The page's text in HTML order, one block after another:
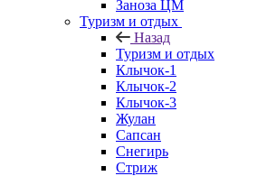
Заноза ЦМ
Туризм и отдых
Назад
Туризм и отдых
Клычок-1
Клычок-2
Клычок-3
Жулан
Сапсан
Снегирь
Стриж